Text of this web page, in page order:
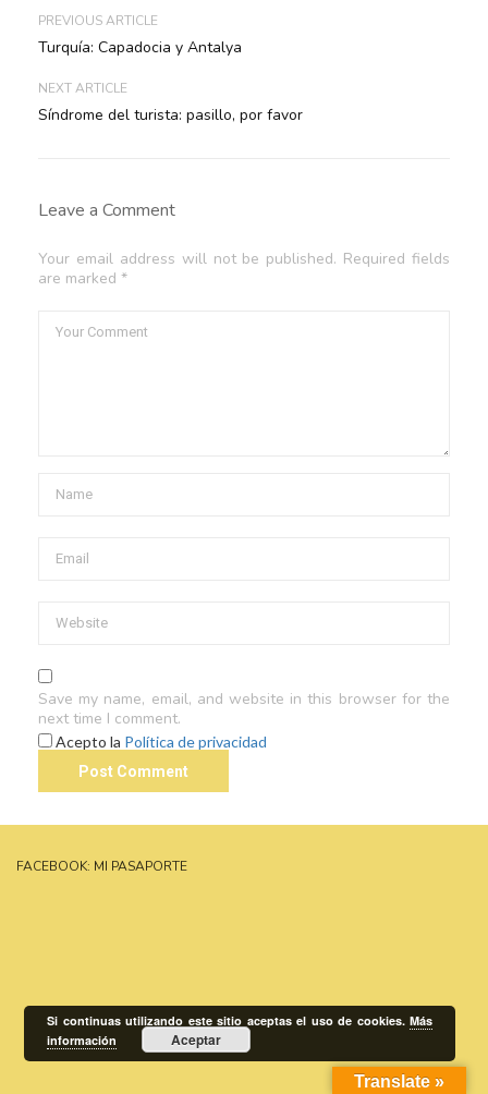
PREVIOUS ARTICLE
Turquía: Capadocia y Antalya
NEXT ARTICLE
Síndrome del turista: pasillo, por favor
Leave a Comment
Your email address will not be published. Required fields
are marked *
Save my name, email, and website in this browser for the
next time I comment.
Acepto la Política de privacidad
FACEBOOK: MI PASAPORTE
Translate »
Si continuas utilizando este sitio aceptas el uso de cookies. Más
información
Aceptar